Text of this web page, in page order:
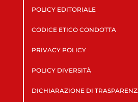
POLICY EDITORIALE
CODICE ETICO CONDOTTA
PRIVACY POLICY
POLICY DIVERSITÀ
DICHIARAZIONE DI